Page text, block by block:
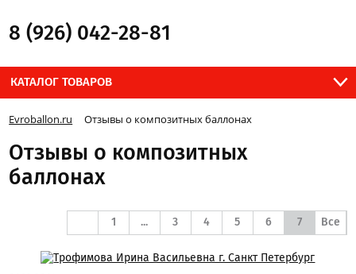
8 (926) 042-28-81
КАТАЛОГ ТОВАРОВ
Evroballon.ru Отзывы о композитных баллонах
Отзывы о композитных
баллонах
1 ... 3 4 5 6 7 Все